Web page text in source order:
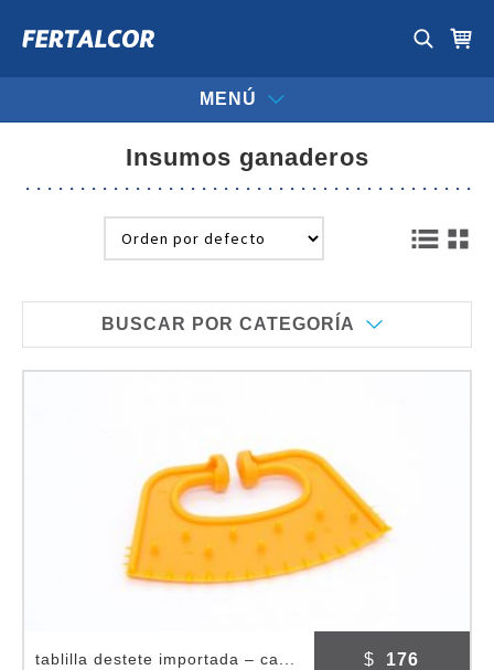
MENÚ
insumos ganaderos
BUSCAR POR CATEGORÍA
tablilla destete importada – ca... $ 176